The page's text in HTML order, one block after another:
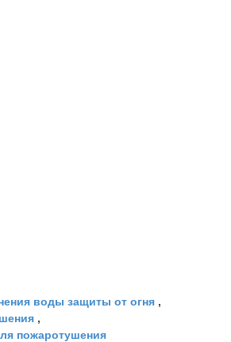
воды защиты от огня ,
,
пожаротушения